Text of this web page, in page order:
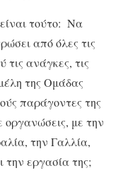
τούτο: Να
από όλες τις
τις ανάγκες, τις
της Ομάδας
παράγοντες της
οργανώσεις, με την
την Γαλλία,
την εργασία της;